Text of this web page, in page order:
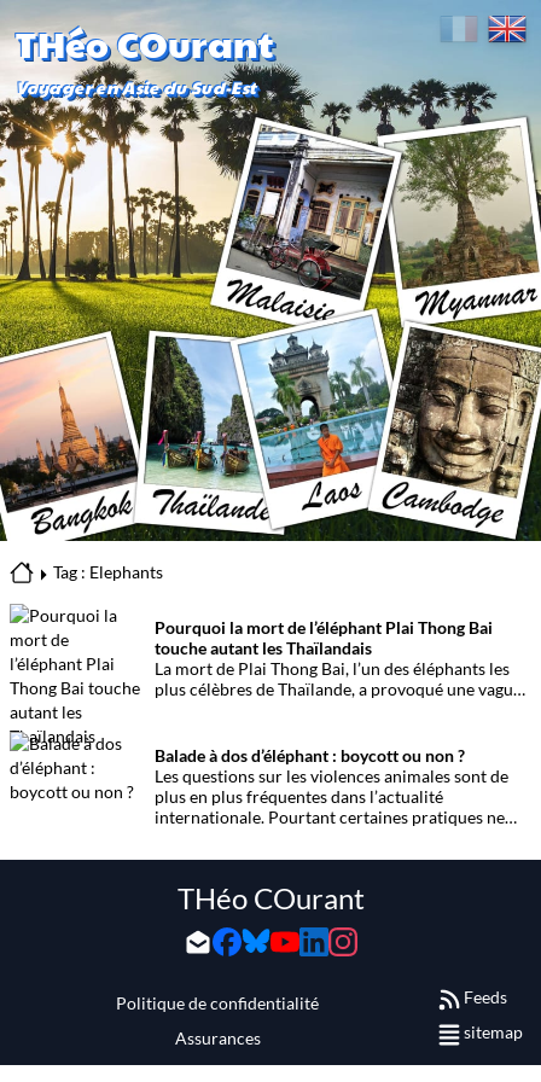
THéo COurant
Voyager en Asie du Sud-Est
Tag : Elephants
Pourquoi la mort de l’éléphant Plai Thong Bai
touche autant les Thaïlandais
La mort de Plai Thong Bai, l’un des éléphants les
plus célèbres de Thaïlande, a provoqué une vague
province de Surin, des mahouts ont pleuré celui
qu’ils surnommaient parfois le patriarche. Avec
ses immenses défenses de plus de deux mètres et
sa présence majestueuse, l’animal incarnait à lui
seul une partie de l’histoire thaïlandaise.
Balade à dos d’éléphant : boycott ou non ?
Les questions sur les violences animales sont de
plus en plus fréquentes dans l’actualité
internationale. Pourtant certaines pratiques ne
sourire comme les fameuses balades à dos
THéo COurant
Politique de confidentialité
Assurances
Feeds
sitemap